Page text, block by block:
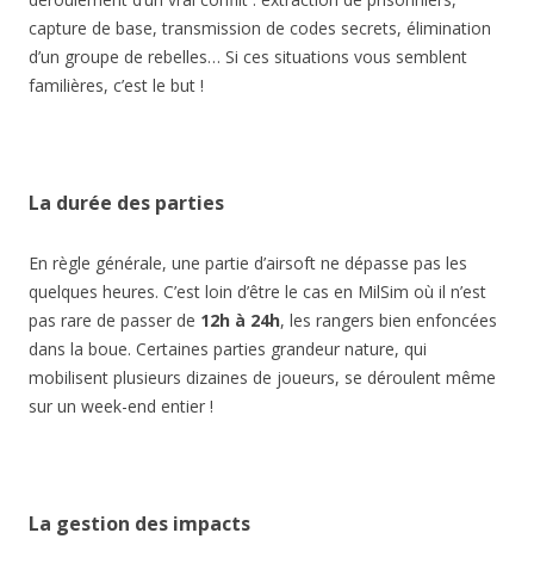
capture de base, transmission de codes secrets, élimination
d’un groupe de rebelles… Si ces situations vous semblent
familières, c’est le but !
La durée des parties
En règle générale, une partie d’airsoft ne dépasse pas les
quelques heures. C’est loin d’être le cas en MilSim où il n’est
pas rare de passer de 12h à 24h, les rangers bien enfoncées
dans la boue. Certaines parties grandeur nature, qui
mobilisent plusieurs dizaines de joueurs, se déroulent même
sur un week-end entier !
La gestion des impacts